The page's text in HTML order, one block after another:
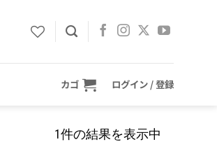
カゴ ログイン / 登録
1件の結果を表示中